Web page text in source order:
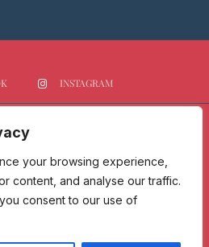
your browsing experience,
content, and analyse our traffic.
consent to our use of
INSTAGRAM
giornalistica registrata presso il
2017 il 09/06/2017 - Iscrizione al ROC